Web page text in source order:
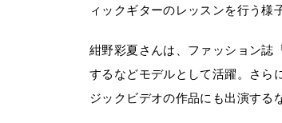
ィックギターのレッスンを行う様
紺野彩夏さんは、ファッション誌
するなどモデルとして活躍。さら
ジックビデオの作品にも出演する